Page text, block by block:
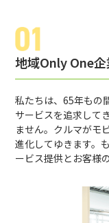
地域Only One
私たちは、65年もの
サービスを追求して
ません。クルマがモ
進化してゆきます。
ービス提供とお客様